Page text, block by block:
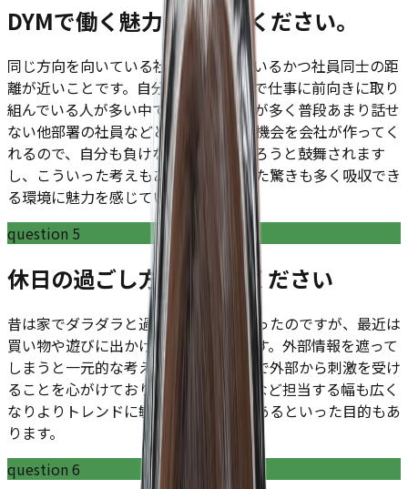
DYMで働く魅力を教えてください。
同じ方向を向いている社員が集まっているかつ社員同士の距
離が近いことです。自分の成長に貪欲で仕事に前向きに取り
組んでいる人が多い中で社内イベントが多く普段あまり話せ
ない他部署の社員などとも交流できる機会を会社が作ってく
れるので、自分も負けないように頑張ろうと鼓舞されます
し、こういった考えもあるんだといった驚きも多く吸収でき
る環境に魅力を感じています。
question 5
休日の過ごし方を教えてください
昔は家でダラダラと過ごすことが多かったのですが、最近は
買い物や遊びに出かけることが多いです。外部情報を遮って
しまうと一元的な考えに陥りがちなので外部から刺激を受け
ることを心がけております。SNS広告など担当する幅も広く
なりよりトレンドに敏感になる必要があるといった目的もあ
ります。
question 6